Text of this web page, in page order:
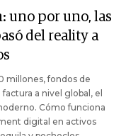
uno por uno, las
del reality a
millones, fondos de
a nivel global, el
Cómo funciona
digital en activos